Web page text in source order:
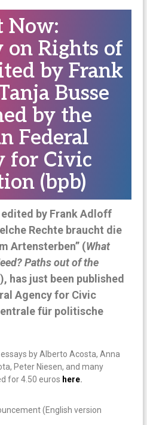
t
t
e
r
n
a
t
n
a
l
Now:
Rights of
by Frank
Busse
by the
Federal
for Civic
(bpb)
by Frank Adloff
Rechte braucht die
Artensterben” (What
Paths out of the
), has just been published
Agency for Civic
für politische
by Alberto Acosta, Anna
Peter Niesen, and many
for 4.50 euros here.
(English version